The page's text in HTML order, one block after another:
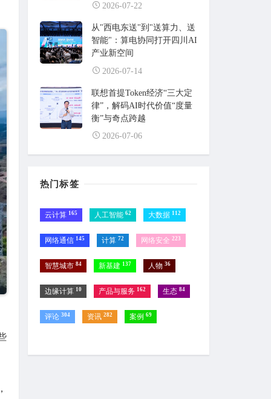
2026-07-22
从"西电东送"到"送算力、送
智能"：算电协同打开四川AI
产业新空间
2026-07-14
联想首提Token经济“三大定
律”，解码AI时代价值“度量
衡”与奇点跨越
2026-07-06
热门标签
云计算 165 人工智能 62 大数据 112
网络通信 145 计算 72 网络安全 223
智慧城市 84 新基建 137 人物 36
边缘计算 10 产品与服务 162 生态 84
评论 304 资讯 282 案例 69